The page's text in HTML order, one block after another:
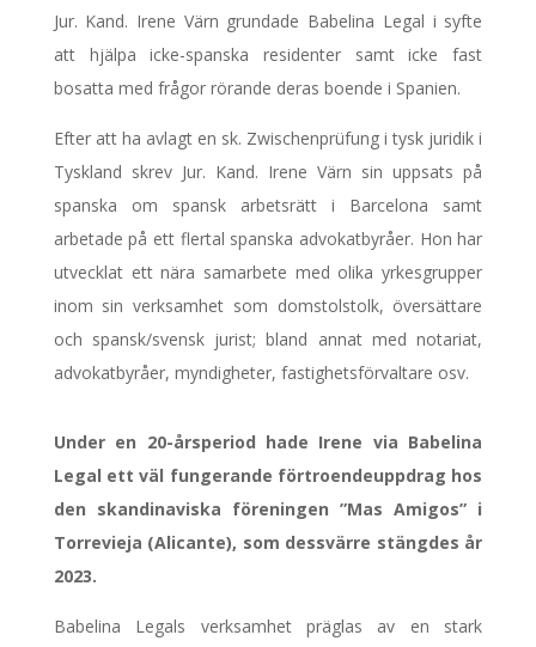
Jur. Kand. Irene Värn grundade Babelina Legal i syfte
att hjälpa icke-spanska residenter samt icke fast
bosatta med frågor rörande deras boende i Spanien.
Efter att ha avlagt en sk. Zwischenprüfung i tysk juridik i
Tyskland skrev Jur. Kand. Irene Värn sin uppsats på
spanska om spansk arbetsrätt i Barcelona samt
arbetade på ett flertal spanska advokatbyråer. Hon har
utvecklat ett nära samarbete med olika yrkesgrupper
inom sin verksamhet som domstolstolk, översättare
och spansk/svensk jurist; bland annat med notariat,
advokatbyråer, myndigheter, fastighetsförvaltare osv.
Under en 20-årsperiod hade Irene via Babelina
Legal ett väl fungerande förtroendeuppdrag hos
den skandinaviska föreningen ”Mas Amigos” i
Torrevieja (Alicante), som dessvärre stängdes år
2023.
Babelina Legals verksamhet präglas av en stark